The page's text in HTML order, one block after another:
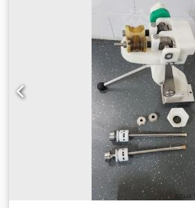
Verkauf nur an Gewerbetreibende ,